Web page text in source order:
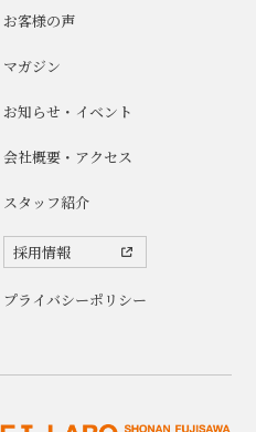
お客様の声
マガジン
お知らせ・イベント
会社概要・アクセス
スタッフ紹介
採用情報
プライバシーポリシー